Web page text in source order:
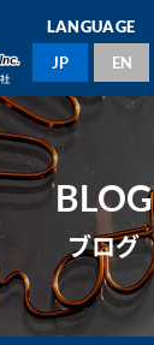
LANGUAGE
JP
EN
BLOG
ブログ